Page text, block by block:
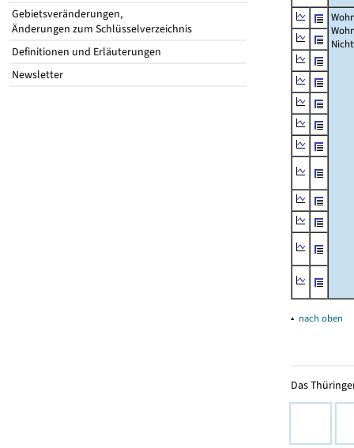
Gebietsveränderungen,
Änderungen zum Schlüsselverzeichnis
Definitionen und Erläuterungen
Newsletter
▴ nach oben
Das